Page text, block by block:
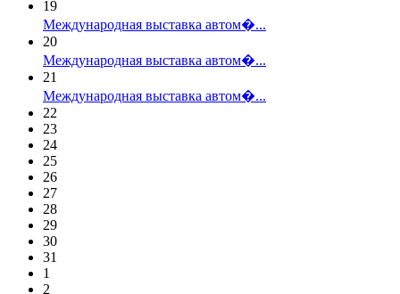
19
Международная выставка автом�...
20
Международная выставка автом�...
21
Международная выставка автом�...
22
23
24
25
26
27
28
29
30
31
1
2